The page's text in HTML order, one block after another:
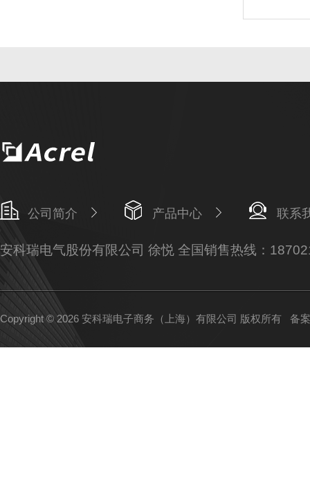
公司简介 产品中心 联系
安科瑞电气股份有限公司 徐悦 全国销售热线：
Copyright © 2026 安科瑞电子商务（上海）有限公司 版权所有 备